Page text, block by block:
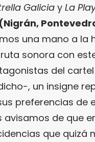
Galiciay La
una mano a la
sonora con
del cartel
, un insigne
preferencias de
de que
que quizá